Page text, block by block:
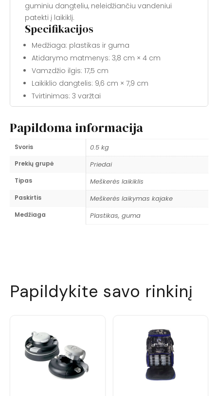
guminiu dangteliu, neleidžiančiu vandeniui
patekti į laikiklį.
Specifikacijos
Medžiaga: plastikas ir guma
Atidarymo matmenys: 3,8 cm × 4 cm
Vamzdžio ilgis: 17,5 cm
Laikiklio dangtelis: 9,6 cm × 7,9 cm
Tvirtinimas: 3 varžtai
Papildoma informacija
Svoris 0.5 kg
Prekių grupė Priedai
Tipas Meškerės laikiklis
Paskirtis Meškerės laikymas kajake
Medžiaga Plastikas, guma
Papildykite savo rinkinį